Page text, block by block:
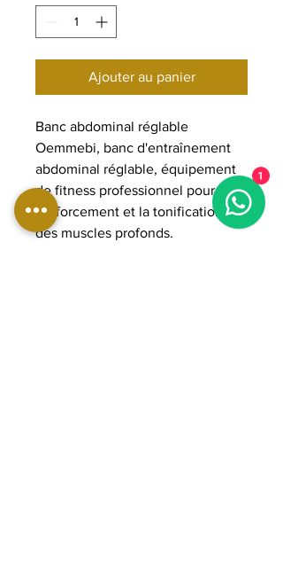
Ajouter au panier
Banc abdominal réglable
Oemmebi, banc d'entraînement
abdominal réglable, équipement
de fitness professionnel pour le
renforcement et la tonification
des muscles profonds.
1